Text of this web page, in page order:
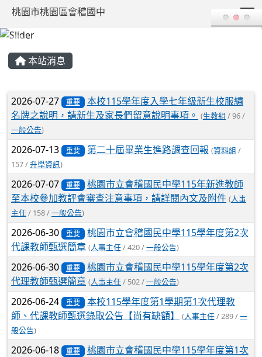
桃園市桃園區會稽國中
本站消息
文章列表
2026-07-27 重要
本校115學年度入學七年級新生校服繡
名牌之說明，請新生及家長們留意說明事項。 (生教組 / 96 /
一般公告)
2026-07-13 重要 第二十屆畢業生進路調查回報 (資料組 /
157 /升學資訊)
2026-07-07 重要
桃園市立會稽國民中學115年新進教師
至本校參加教評會審查注意事項，請詳閱內文及附件 (人事
主任/ 158 /一般公告)
2026-06-30 重要
桃園市立會稽國民中學115學年度第2次
代課教師甄選簡章 (人事主任/ 420 /一般公告)
2026-06-30 重要
桃園市立會稽國民中學115學年度第2次
代理教師甄選簡章 (人事主任/ 502 /一般公告)
2026-06-24 重要
本校115學年度第1學期第1次代理教
師、代課教師甄選錄取公告【尚有缺額】
(人事主任/ 289 /一
般公告)
2026-06-18 重要
桃園市立會稽國民中學115學年度第1次